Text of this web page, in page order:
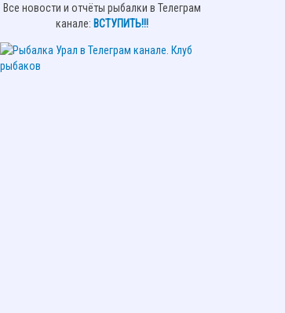
Все новости и отчёты рыбалки в Телеграм
канале: ВСТУПИТЬ!!!